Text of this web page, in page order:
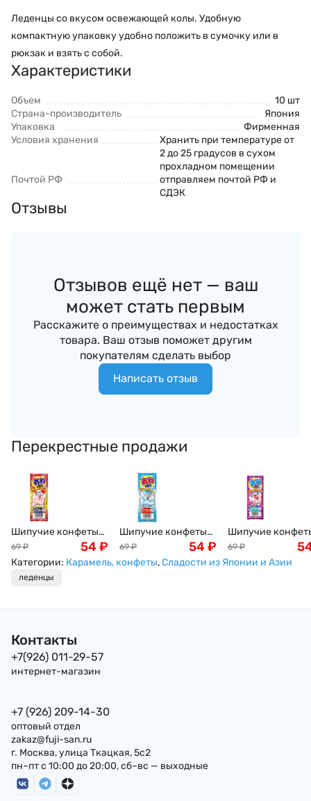
Леденцы со вкусом освежающей колы. Удобную
компактную упаковку удобно положить в сумочку или в
рюкзак и взять с собой.
Характеристики
Объем
10 шт
Страна-производитель
Япония
Упаковка
Фирменная
Условия хранения
Хранить при температуре от
2 до 25 градусов в сухом
прохладном помещении
Почтой РФ
отправляем почтой РФ и
СДЭК
Отзывы
Отзывов ещё нет — ваш
может стать первым
Расскажите о преимуществах и недостатках
товара. Ваш отзыв поможет другим
покупателям сделать выбор
Написать отзыв
Перекрестные продажи
Шипучие конфеты
со вкусом колы
Bubble Candy Cola
Coris, 3шт. Япония
69 ₽ 54₽
Шипучие конфеты
со вкусом рамунэ
сидр Bubble Candy
Cola Coris, 3шт.
69 ₽ 54₽
Шипучие
со вкусом
винограда Bubble
69 ₽
Категории: Карамель, конфеты,Сладости из Японии и Азии
леденцы
Контакты
+7(926) 011-29-57
интернет-магазин
+7 (926) 209-14-30
оптовый отдел
zakaz@fuji-san.ru
г. Москва, улица Ткацкая, 5с2
пн–пт с 10:00 до 20:00, сб–вс — выходные